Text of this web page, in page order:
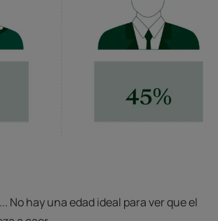
No hay una edad ideal para ver que el